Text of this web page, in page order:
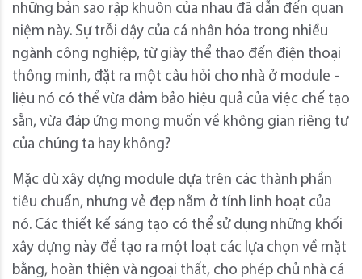
những bản sao rập khuôn của nhau đã dẫn đến quan
niệm này. Sự trỗi dậy của cá nhân hóa trong nhiều
ngành công nghiệp, từ giày thể thao đến điện thoại
thông minh, đặt ra một câu hỏi cho nhà ở module -
liệu nó có thể vừa đảm bảo hiệu quả của việc chế tạo
sẵn, vừa đáp ứng mong muốn về không gian riêng tư
của chúng ta hay không?
Mặc dù xây dựng module dựa trên các thành phần
tiêu chuẩn, nhưng vẻ đẹp nằm ở tính linh hoạt của
nó. Các thiết kế sáng tạo có thể sử dụng những khối
xây dựng này để tạo ra một loạt các lựa chọn về mặt
bằng, hoàn thiện và ngoại thất, cho phép chủ nhà cá